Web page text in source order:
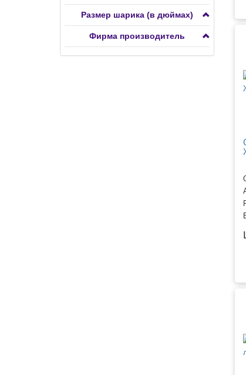
Фигуры мини
Фигуры большие
Сердца, круги, звезды,
Размер шарика (в дюймах)
Фирма производитель